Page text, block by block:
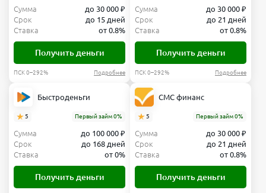
Сумма
до 30 000 ₽
Срок
до 15 дней
Ставка
от 0.8%
Получить деньги
ПСК 0–292% Подробнее
Сумма
до 30 000 ₽
Срок
до 21 дней
Ставка
от 0.8%
Получить деньги
ПСК 0–292% Подробнее
Быстроденьги
5 Первый займ 0%
Сумма
до 100 000 ₽
Срок
до 168 дней
Ставка
от 0%
Получить деньги
СМС финанс
5 Первый займ 0%
Сумма
до 30 000 ₽
Срок
до 21 дней
Ставка
от 0.8%
Получить деньги